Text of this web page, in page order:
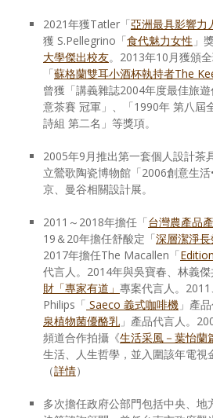
2021年獲Tatler「亞洲最具影響力
獲 S.Pellegrino「食代魅力女性 」
大學傑出校友。2013年10月獲頒
「蘇格蘭雙耳小酒杯執持者The
曾獲「講義雜誌2004年度最佳旅
意茶賽 冠軍」、「1990年 第八屆
詩組 第二名」等獎項。
2005年9月推出第一套個人設計茶
立鶯歌陶瓷博物館「2006創意生
京、曼谷相關設計展。
2011～2018年擔任「台灣農產品
19＆20年擔任舒酸定「深層潔淨
2017年擔任The Macallen「
代言人。2014年與吳寶春、林義
財「專家有道」 專案代言人。
Philips「 Saeco 義式咖啡機 」產
泉植物菌優酪乳 」產品代言人。
頻道合作拍攝《生活采風－葉怡蘭
生活、人生哲學，並入圍該年電視
（詳情）
多次擔任政府公部門包括中央、